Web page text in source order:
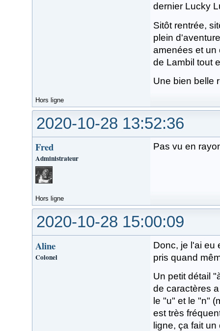
dernier Lucky
Sitôt rentrée,
plein
amenées et un
de Lambil tout
Une bien belle
Hors ligne
2020-10-28 13:52:36
Fred
Administrateur
Pas vu en
Hors ligne
2020-10-28 15:00:09
Aline
Colonel
Donc, je l'ai eu
pris quand
Un petit détail
de caractères
le "u" et le "n"
est très
ligne, ça fait